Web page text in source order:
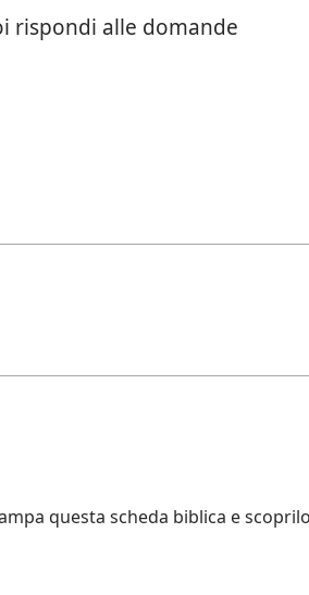
rispondi alle domande
questa scheda biblica e